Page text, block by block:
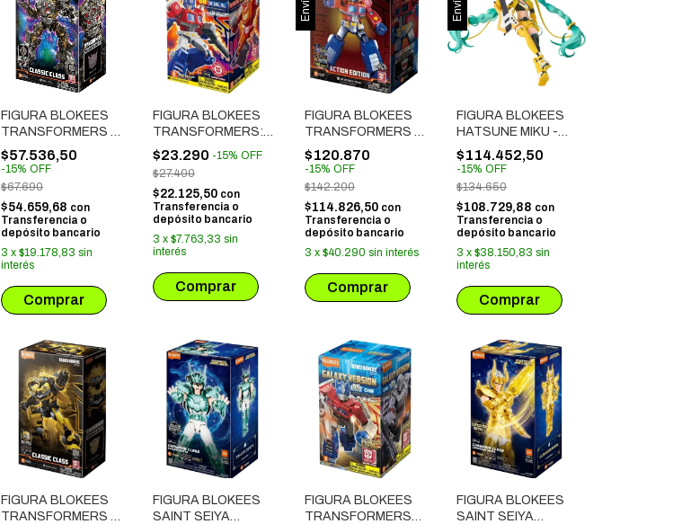
FIGURA BLOKEES
TRANSFORMERS -
CLASSIC CLASS 10
MEGATRON
(71158)
$57.536,50
-15% OFF
$67.690
$54.659,68 con
Transferencia o
depósito bancario
3 x $19.178,83 sin
interés
FIGURA BLOKEES
TRANSFORMERS:
GALAXY VERSION
08 ONE SHALL FALL
(71108)
$23.290 -15% OFF
$27.400
$22.125,50 con
Transferencia o
depósito bancario
3 x $7.763,33 sin
interés
FIGURA BLOKEES
TRANSFORMERS -
OPTIMUS PRIME G1
CON LUZ (71156)
$120.870
-15% OFF
$142.200
$114.826,50 con
Transferencia o
depósito bancario
3 x $40.290 sin interés
FIGURA BLOKEES
HATSUNE MIKU -
VIVID ECHOES
(73530)
$114.452,50
-15% OFF
$134.650
$108.729,88 con
Transferencia o
depósito bancario
3 x $38.150,83 sin
interés
FIGURA BLOKEES
TRANSFORMERS -
FIGURA BLOKEES
SAINT SEIYA
FIGURA BLOKEES
TRANSFORMERS
FIGURA BLOKEES
SAINT SEIYA